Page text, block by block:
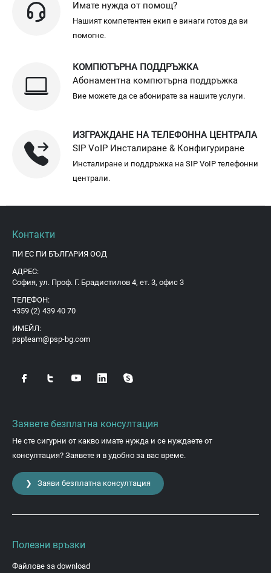
Имате нужда от помощ?
Нашият компетентен екип е винаги готов да ви
помогне.
КОМПЮТЪРНА ПОДДРЪЖКА
Абонаментна компютърна поддръжка
Вие можете да се абонирате за нашите услуги.
ИЗГРАЖДАНЕ НА ТЕЛЕФОННА ЦЕНТРАЛА
SIP VoIP Инсталиране & Конфигуриране
Инсталиране и поддръжка на SIP VoIP телефонни
централи.
Контакти
ПИ ЕС ПИ БЪЛГАРИЯ ООД
АДРЕС:
София, ул. Проф. Г. Брадистилов 4, ет. 3, офис 3
ТЕЛЕФОН:
+359 (2) 439 40 70
ИМЕЙЛ:
pspteam@psp-bg.com
Заявете безплатна консултация
Не сте сигурни от какво имате нужда и се нуждаете от
консултация? Заявете я в удобно за вас време.
❯ Заяви безплатна консултация
Полезни връзки
Файлове за download